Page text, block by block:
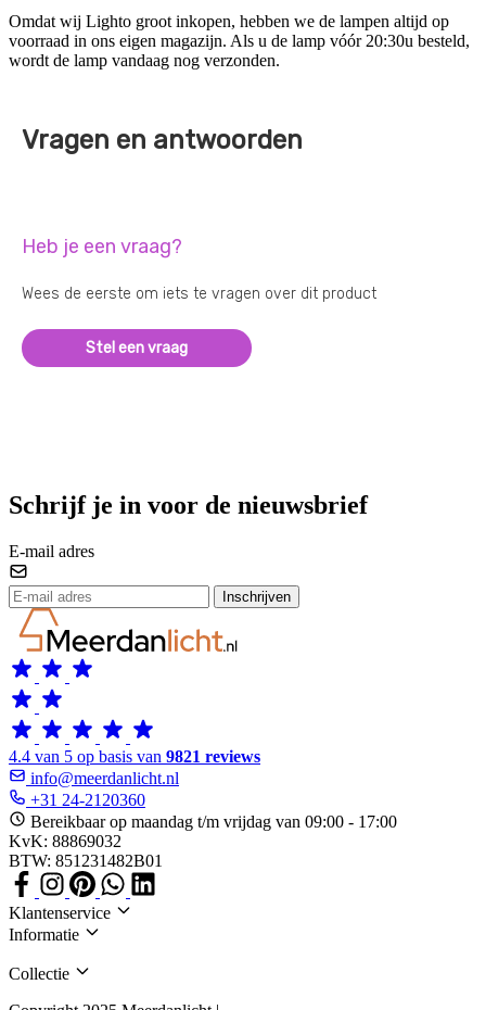
Omdat wij Lighto groot inkopen, hebben we de lampen altijd op
voorraad in ons eigen magazijn. Als u de lamp vóór 20:30u besteld,
wordt de lamp vandaag nog verzonden.
Vragen en antwoorden
Heb je een vraag?
Wees de eerste om iets te vragen over dit product
Stel een vraag
Schrijf je in voor de nieuwsbrief
E-mail adres
Inschrijven
4.4 van 5 op basis van 9821 reviews
info@meerdanlicht.nl
+31 24-2120360
Bereikbaar op maandag t/m vrijdag van 09:00 - 17:00
KvK: 88869032
BTW: 851231482B01
Klantenservice
Informatie
Collectie